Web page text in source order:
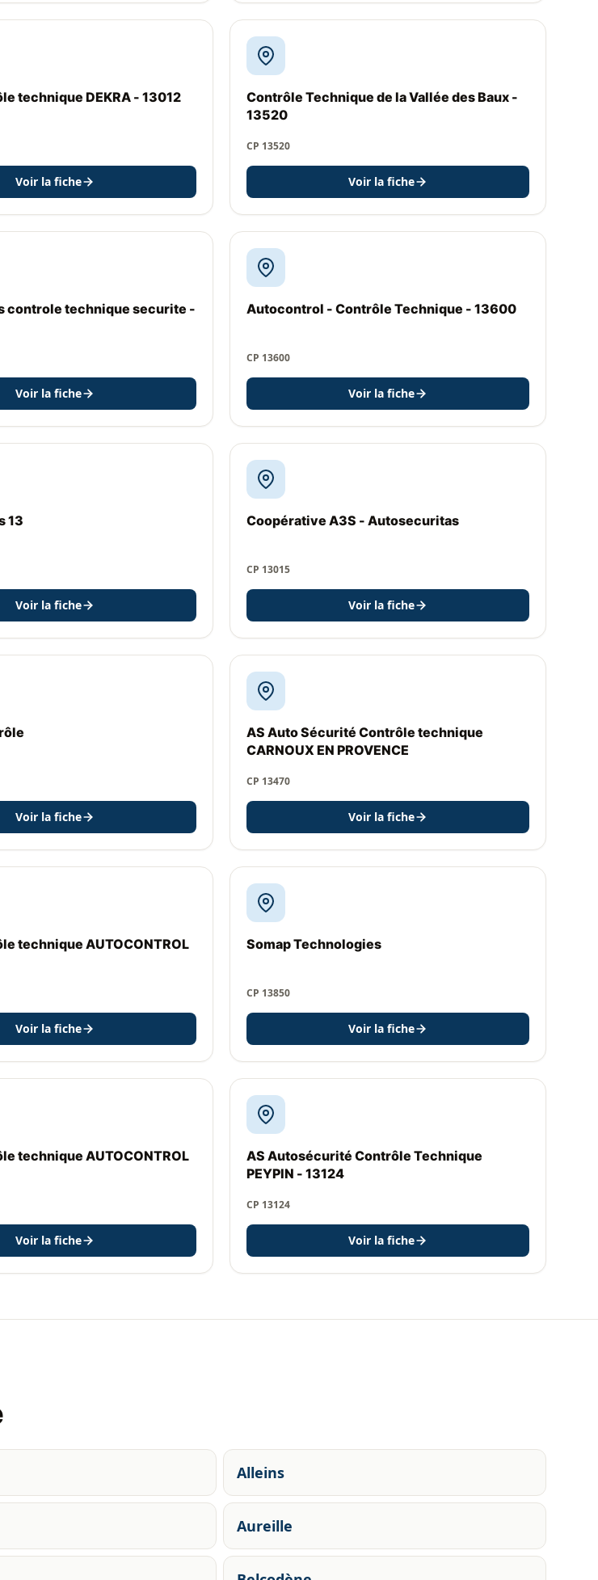
technique DEKRA - 13012
Voir la fiche
Contrôle Technique de la Vallée des Baux -
13520
CP 13520
Voir la fiche
controle technique securite -
Voir la fiche
Autocontrol - Contrôle Technique - 13600
CP 13600
Voir la fiche
13
Voir la fiche
Coopérative A3S - Autosecuritas
CP 13015
Voir la fiche
Voir la fiche
AS Auto Sécurité Contrôle technique
CARNOUX EN PROVENCE
CP 13470
Voir la fiche
technique AUTOCONTROL
Voir la fiche
Somap Technologies
CP 13850
Voir la fiche
technique AUTOCONTROL
Voir la fiche
AS Autosécurité Contrôle Technique
PEYPIN - 13124
CP 13124
Voir la fiche
Alleins
Aureille